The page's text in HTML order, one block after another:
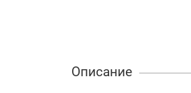
Описание